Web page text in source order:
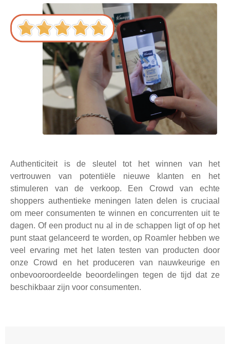
Authenticiteit is de sleutel tot het winnen van het
vertrouwen van potentiële nieuwe klanten en het
stimuleren van de verkoop. Een Crowd van echte
shoppers authentieke meningen laten delen is cruciaal
om meer consumenten te winnen en concurrenten uit te
dagen. Of een product nu al in de schappen ligt of op het
punt staat gelanceerd te worden, op Roamler hebben we
veel ervaring met het laten testen van producten door
onze Crowd en het produceren van nauwkeurige en
onbevooroordeelde beoordelingen tegen de tijd dat ze
beschikbaar zijn voor consumenten.